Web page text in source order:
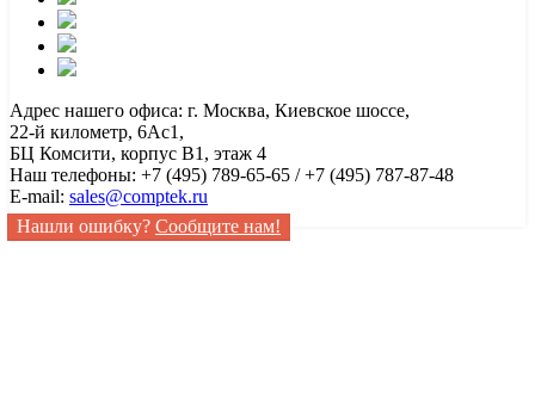
Адрес нашего офиса: г. Москва, Киевское шоссе,
22-й километр, 6Ас1,
БЦ Комсити, корпус B1, этаж 4
Наш телефоны: +7 (495) 789-65-65 / +7 (495) 787-87-48
E-mail: sales@comptek.ru
Нашли ошибку? Сообщите нам!